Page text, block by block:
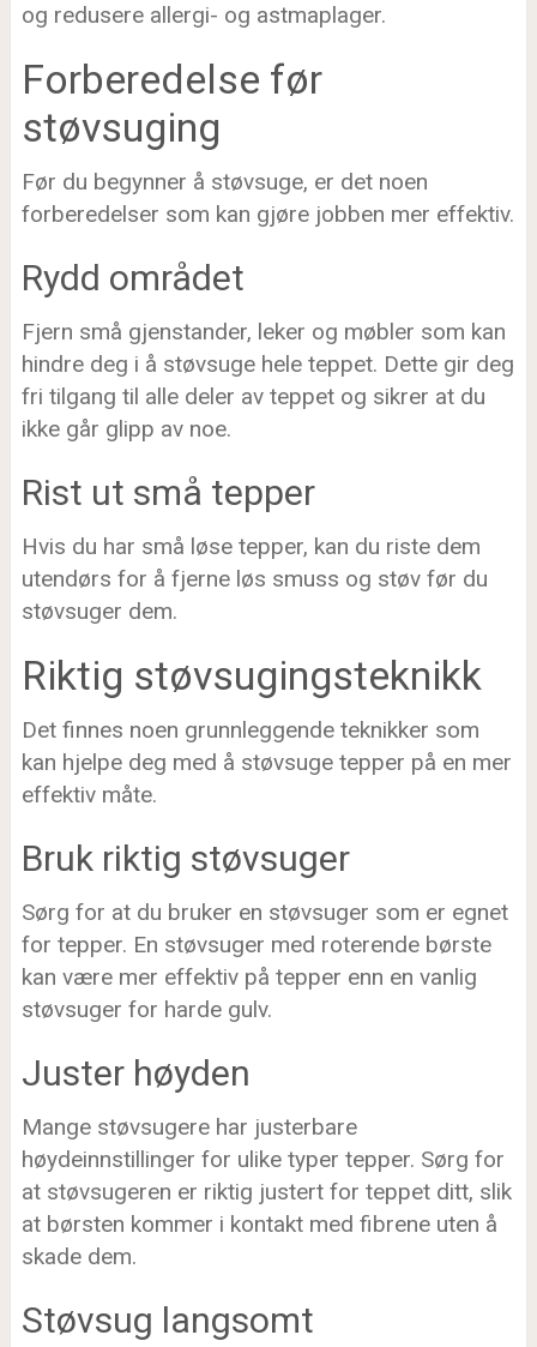
og redusere allergi- og astmaplager.
Forberedelse før
støvsuging
Før du begynner å støvsuge, er det noen
forberedelser som kan gjøre jobben mer effektiv.
Rydd området
Fjern små gjenstander, leker og møbler som kan
hindre deg i å støvsuge hele teppet. Dette gir deg
fri tilgang til alle deler av teppet og sikrer at du
ikke går glipp av noe.
Rist ut små tepper
Hvis du har små løse tepper, kan du riste dem
utendørs for å fjerne løs smuss og støv før du
støvsuger dem.
Riktig støvsugingsteknikk
Det finnes noen grunnleggende teknikker som
kan hjelpe deg med å støvsuge tepper på en mer
effektiv måte.
Bruk riktig støvsuger
Sørg for at du bruker en støvsuger som er egnet
for tepper. En støvsuger med roterende børste
kan være mer effektiv på tepper enn en vanlig
støvsuger for harde gulv.
Juster høyden
Mange støvsugere har justerbare
høydeinnstillinger for ulike typer tepper. Sørg for
at støvsugeren er riktig justert for teppet ditt, slik
at børsten kommer i kontakt med fibrene uten å
skade dem.
Støvsug langsomt